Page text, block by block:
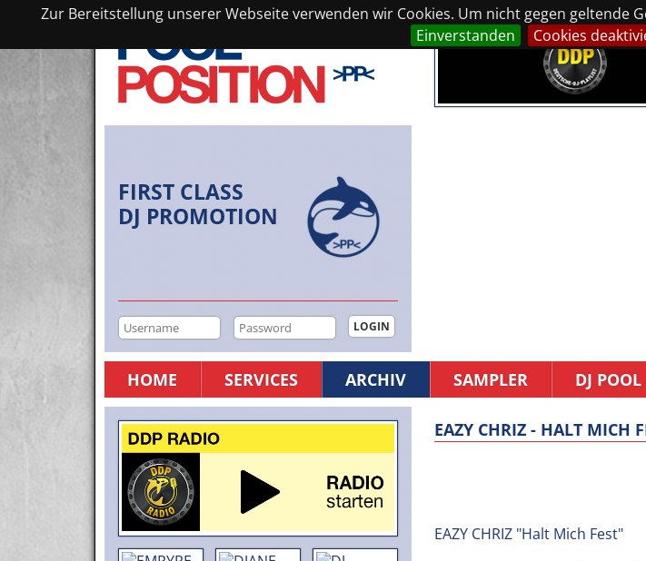
Zur Bereitstellung unserer Webseite verwenden wir Cookies. Um nicht gegen
Einverstanden
Cookies
FIRST CLASS
DJ PROMOTION
HOME SERVICES ARCHIV SAMPLER DJ POOL
EAZY CHRIZ - HALT MICH
EAZY CHRIZ "Halt Mich Fest"